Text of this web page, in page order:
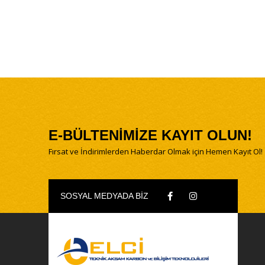
E-BÜLTENİMİZE KAYIT OLUN!
Fırsat ve İndirimlerden Haberdar Olmak için Hemen Kayıt Ol!
SOSYAL MEDYADA BİZ